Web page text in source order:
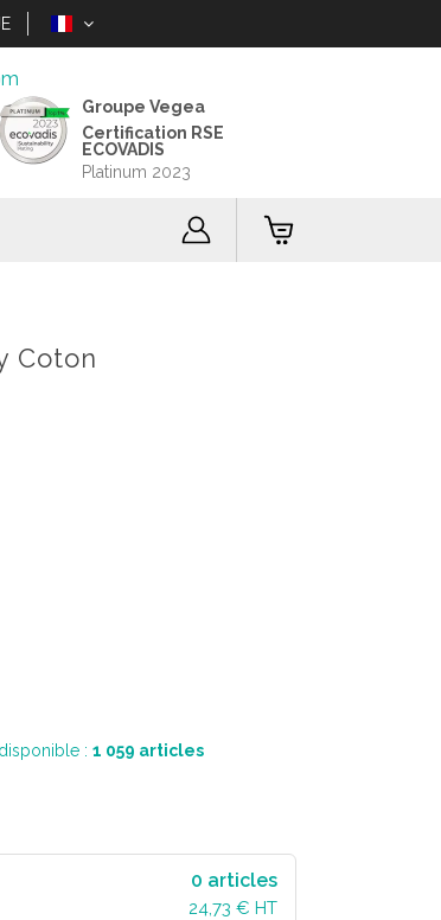
Groupe Vegea
Certification RSE
ECOVADIS
Platinum 2023
Coton
: 1 059 articles
0 articles
24,73 € HT